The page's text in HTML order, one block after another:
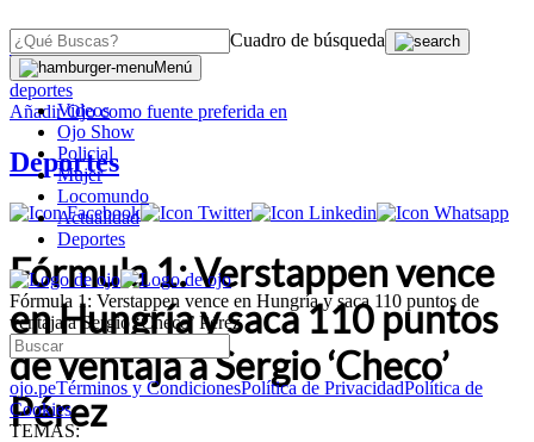
Cuadro de búsqueda
Menú
Videos
Ojo Show
Policial
Mujer
Locomundo
Actualidad
Deportes
Fórmula 1: Verstappen vence en Hungría y saca 110 puntos de
ventaja a Sergio ‘Checo’ Pérez
ojo.peTérminos y CondicionesPolítica de PrivacidadPolítica de
Cookies
TEMAS:
OJO
deportes
AñadirOjocomo fuente preferida en
Deportes
Fórmula 1: Verstappen vence
en Hungría y saca 110 puntos
de ventaja a Sergio ‘Checo’
Pérez